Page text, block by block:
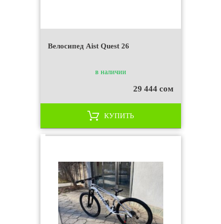
Велосипед Aist Quest 26
в наличии
29 444 сом
КУПИТЬ